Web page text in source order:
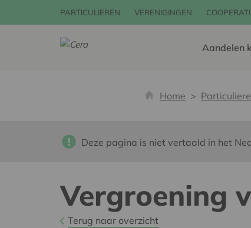
PARTICULIEREN VERENIGINGEN
Aandelen
Home
Deze pagina is niet vertaald in het
Vergroening
Terug naar overzicht